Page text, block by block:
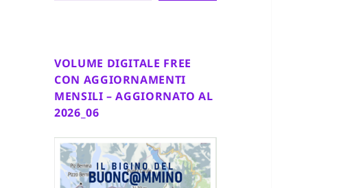
VOLUME DIGITALE FREE
CON AGGIORNAMENTI
MENSILI – AGGIORNATO AL
2026_06